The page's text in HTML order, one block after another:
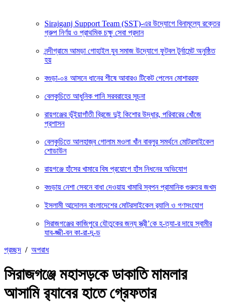
Sirajganj Support Team (SST)-এর উদ্যোগে বিনামূল্যে রক্তের
গ্রুপ নির্ণয় ও প্রাথমিক চক্ষু সেবা প্রদান
নন্দীগ্রামে আমড়া গোহাইল যুব সমাজ উদ্যোগে ফুটবল টুর্নামেন্ট অনুষ্ঠিত
হয়
বগুড়া-০৪ আসনে ধানের শীষে আবারও টিকেট পেলেন মোশাররফ
বেলকুচিতে আধুনিক পানি সরবরাহের সূচনা
রায়গঞ্জের ভূঁইয়াগাঁতী ব্রিজে দুই কিশোর উদ্ধার, পরিবারের খোঁজে
প্রশাসন
বেলকুচিতে আলহাজ্ব গোলাম মওলা খাঁন বাবলুর সমর্থনে মোটরসাইকেল
শোডাউন
রায়গঞ্জে হাঁসের খামারে বিষ প্রয়োগে হাঁস নিধনের অভিযোগ
বগুড়ায় নেশা সেবনে বাধা দেওয়ায় খামারি স্বপন প্রামানিক গুরুতর জখম
ইসলামী আন্দোলন বাংলাদেশের মোটরসাইকেল র‍্যালি ও গণসংযোগ
সিরাজগঞ্জের কাজিপুরে যৌতুকের জন্য স্ত্রী’কে হ-ত্যা-র দায়ে স্বামীর
যাব-জ্জী-বন কা-রা-দ-ন্ড
প্রচ্ছদ / অপরাধ
সিরাজগঞ্জে মহাসড়কে ডাকাতি মামলার
আসামি র‌্যাবের হাতে গ্রেফতার